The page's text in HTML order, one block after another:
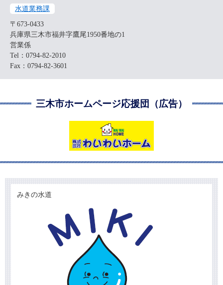
水道業務課
〒673-0433
兵庫県三木市福井字鷹尾1950番地の1
営業係
Tel：0794-82-2010
Fax：0794-82-3601
三木市ホームページ応援団（広告）
みきの水道